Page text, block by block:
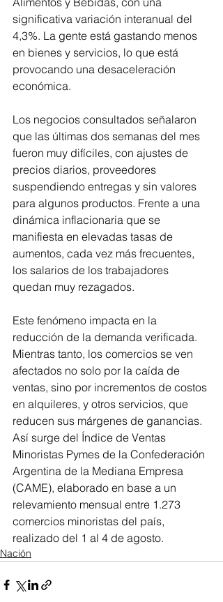
significativa variación interanual del
4,3%. La gente está gastando menos
en bienes y servicios, lo que está
provocando una desaceleración
económica.
Los negocios consultados señalaron
que las últimas dos semanas del mes
fueron muy difíciles, con ajustes de
precios diarios, proveedores
suspendiendo entregas y sin valores
para algunos productos. Frente a una
dinámica inflacionaria que se
manifiesta en elevadas tasas de
aumentos, cada vez más frecuentes,
los salarios de los trabajadores
quedan muy rezagados.
Este fenómeno impacta en la
reducción de la demanda verificada.
Mientras tanto, los comercios se ven
afectados no solo por la caída de
ventas, sino por incrementos de costos
en alquileres, y otros servicios, que
reducen sus márgenes de ganancias.
Así surge del Índice de Ventas
Minoristas Pymes de la Confederación
Argentina de la Mediana Empresa
(CAME), elaborado en base a un
relevamiento mensual entre 1.273
comercios minoristas del país,
realizado del 1 al 4 de agosto.
Nación